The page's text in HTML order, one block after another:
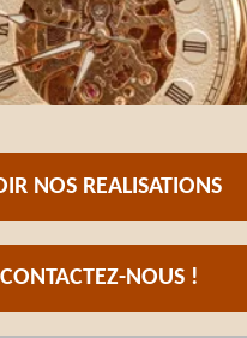
NOS REALISATIONS
CONTACTEZ-NOUS !